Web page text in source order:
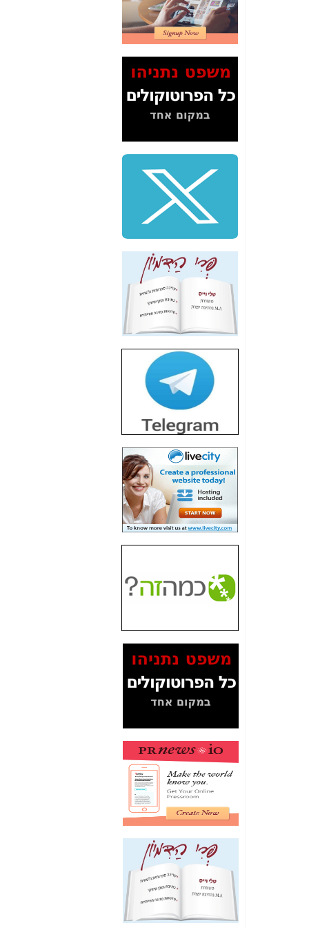
2" על תעלולי השר
משה כחלון -כאן
הסלולר" ואיך מסרסים
את הנתונים לציבור -
כאן
סיכום ביקור בסיליקון
שלמה פילבר (עד
לאחרונה מנכ"ל משרד
התקשורת) - עד
מדינה? הצחקתם
אותי! -
"יש אפליה בחקירה"?
חשיפה: למה השר
משה כחלון לא נחקר
עד היום? -
כאן
הדומה לזו של "תיק
4000" אך בתחום
הסלולר -
חשיפת מה שלא
רוצים שתדעו בעניין
פריסת אנלימיטד
(בניחוח בלתי נסבל) -
כאן
חשיפה: איוב קרא
אישר לקבוצת סלקום
בדיוק מה שביבי אישר
כאן
האם השר איוב קרא
היה צריך בכלל לחתום
על האישור, שנתן
האם ביבי וקרא קבלו
בכלל תמורה עבור
המסמכים בנושא בזק-
Yes (תיק 4000)
לאיש הלא נכון! -כאן
עובדות ומסמכים
תקשורת עזר לקב'
בזק? - כאן
מה מקור ה-Fake
News שהביא לתפירת
תיק לביבי והעלמת
החשודים הנכונים -כאן
אחת הרגליים של "תיק
4000 התפור"
התמוטטה היום
בניצחון (כפול) של בזק
כאן
איך כתבות מפנקות